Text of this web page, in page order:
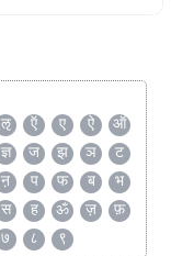
ऌ ऍ ए ऐ
ऑ
ज्ञ ज झ ञ
ट
ऩ प फ ब
भ
स ह ॐ ज़
फ़
७ ८ ९